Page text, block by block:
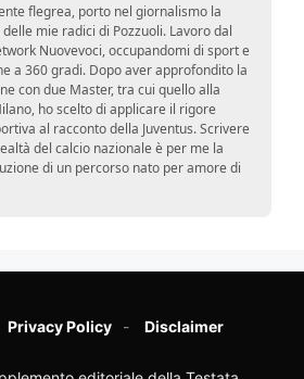
flegrea, porto nel giornalismo la
mie radici di Pozzuoli. Lavoro dal
Nuovevoci, occupandomi di sport e
a 360 gradi. Dopo aver approfondito la
con due Master, tra cui quello alla
ho scelto di applicare il rigore
al racconto della Juventus. Scrivere
del calcio nazionale è per me la
di un percorso nato per amore di
Privacy Policy Disclaimer